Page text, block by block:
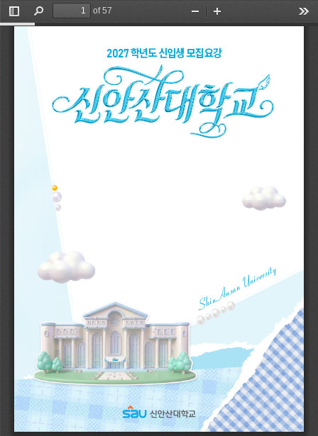
Toggle
Sidebar
Find
of 57
Zoom
Out
In
ShinAnsan University
2027학년도 신입생 모집요강